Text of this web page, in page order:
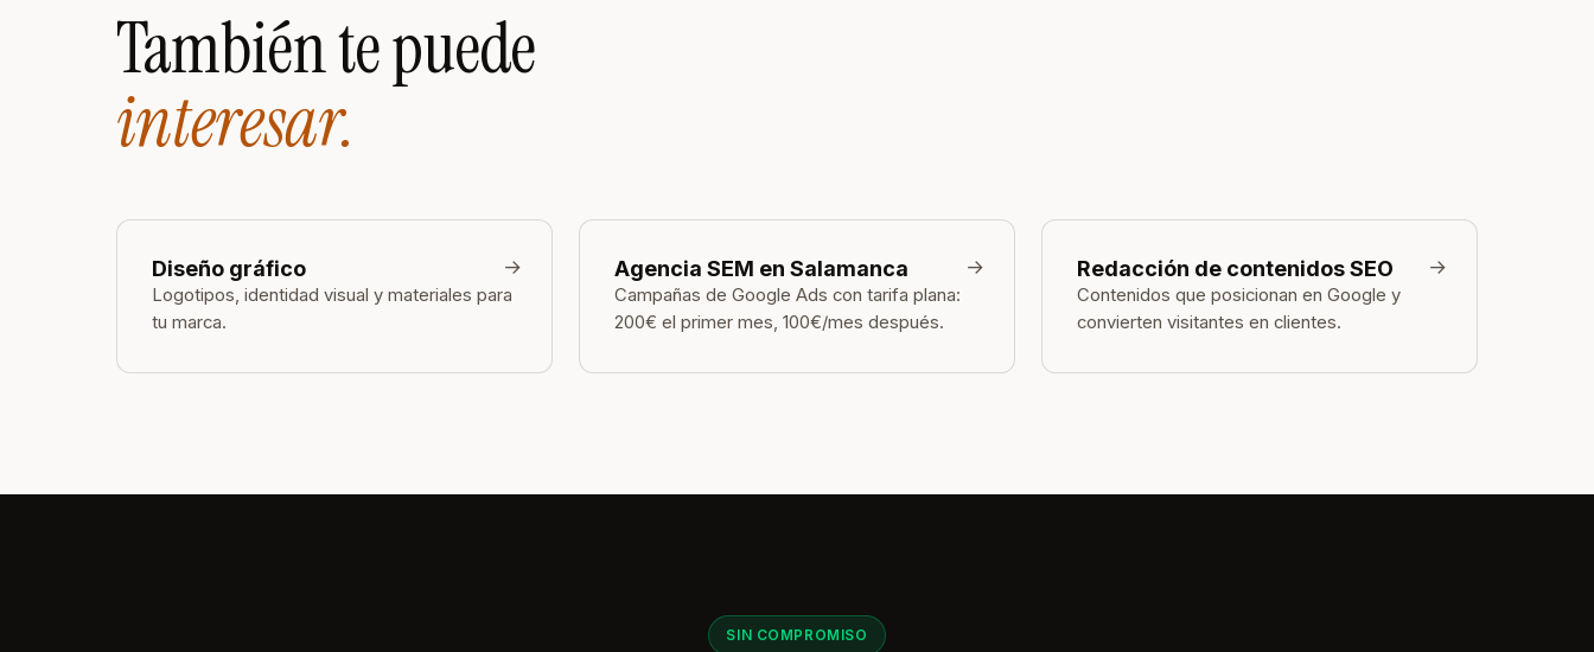
También te puede
interesar.
Diseño gráfico
Logotipos, identidad visual y materiales para
tu marca.
→ Agencia SEM en Salamanca
Campañas de Google Ads con tarifa plana:
200€ el primer mes, 100€/mes después.
→ Redacción de contenidos SEO
Contenidos que posicionan en Google y
convierten visitantes en clientes.
→
SIN COMPROMISO